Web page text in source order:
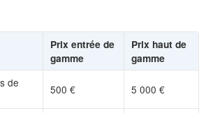
Prix entrée de
gamme
Prix haut de
gamme
de
500 € 5 000 €